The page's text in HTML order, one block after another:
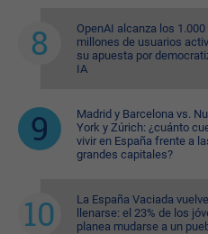
OpenAI alcanza los 1.000
millones de usuarios
su apuesta por
IA
Madrid y Barcelona vs.
York y Zúrich: ¿cuánto
vivir en España frente a
grandes capitales?
La España Vaciada
llenarse: el 23% de los
planea mudarse a un